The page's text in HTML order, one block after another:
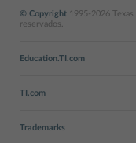
© Copyright 1995-2026
reservados.
Education.TI.com
TI.com
Trademarks